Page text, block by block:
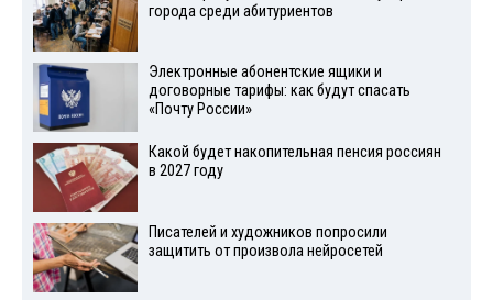
города среди абитуриентов
Электронные абонентские ящики и
договорные тарифы: как будут спасать
«Почту России»
Какой будет накопительная пенсия россиян
в 2027 году
Писателей и художников попросили
защитить от произвола нейросетей